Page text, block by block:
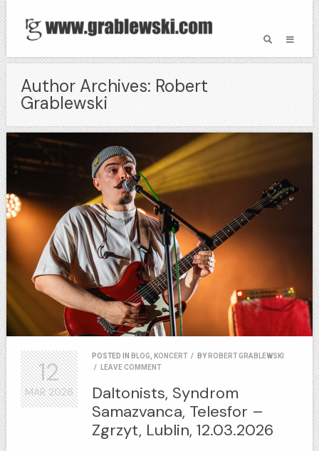
Author Archives: Robert
Grablewski
POSTED IN BLOG KONCERT / BY ROBERT GRABLEWSKI
/
LEAVE COMMENT
Daltonists, Syndrom
Samazvanca, Telesfor –
Zgrzyt, Lublin, 12.03.2026
12
MAR2026